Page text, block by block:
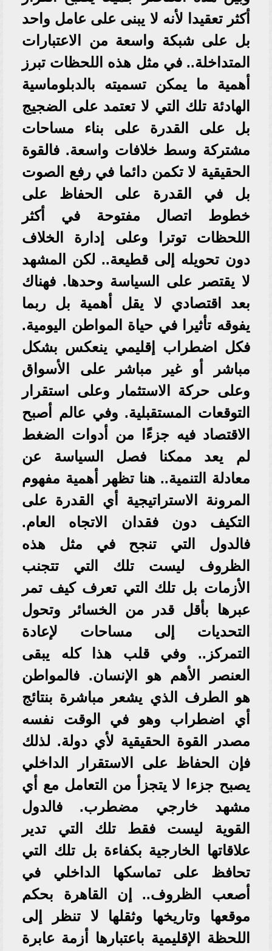
أكثر تعقيدا لأنه لا يبنى على عامل واحد
بل على شبكة واسعة من الاعتبارات
المتداخلة.. في مثل هذه اللحظات تبرز
أهمية ما يمكن تسميته بالدبلوماسية
الهادئة تلك التي لا تعتمد على الضجيج
بل على القدرة على بناء مساحات
مشتركة وسط خلافات واسعة. فالقوة
الحقيقية لا تكمن دائما في رفع الصوت
بل في القدرة على الحفاظ على
خطوط اتصال مفتوحة في أكثر
اللحظات توترا وعلى إدارة الخلاف
دون تحويله إلى قطيعة.. لكن المشهد
لا يقتصر على السياسة وحدها. فهناك
بعد اقتصادي لا يقل أهمية بل ربما
يفوقه تأثيرا في حياة المواطن اليومية.
فكل اضطراب إقليمي ينعكس بشكل
مباشر أو غير مباشر على الأسواق
وعلى حركة الاستثمار وعلى استقرار
التوقعات المستقبلية. وفي عالم أصبح
الاقتصاد فيه جزءًا من أدوات الضغط
لم يعد ممكنا فصل السياسة عن
معادلة التنمية.. هنا تظهر أهمية مفهوم
المرونة الاستراتيجية أي القدرة على
التكيف دون فقدان الاتجاه العام.
فالدول التي تنجح في مثل هذه
الظروف ليست تلك التي تتجنب
الأزمات بل تلك التي تعرف كيف تمر
عبرها بأقل قدر من الخسائر وتحول
التحديات إلى مساحات لإعادة
التمركز.. وفي قلب هذا كله يبقى
العنصر الأهم هو الإنسان. فالمواطن
هو الطرف الذي يشعر مباشرة بنتائج
أي اضطراب وهو في الوقت نفسه
مصدر القوة الحقيقية لأي دولة. لذلك
فإن الحفاظ على الاستقرار الداخلي
يصبح جزءا لا يتجزأ من التعامل مع أي
مشهد خارجي مضطرب. فالدول
القوية ليست فقط تلك التي تدير
علاقاتها الخارجية بكفاءة بل تلك التي
تحافظ على تماسكها الداخلي في
أصعب الظروف.. إن القاهرة بحكم
موقعها وتاريخها وثقلها لا تنظر إلى
اللحظة الإقليمية باعتبارها أزمة عابرة